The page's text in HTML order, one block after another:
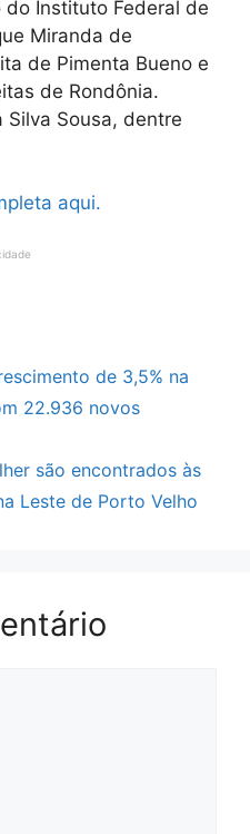
Instituto Federal de
Miranda de
de Pimenta Bueno e
de Rondônia.
Silva Sousa, dentre
aqui.
de 3,5% na
22.936 novos
são encontrados às
Leste de Porto Velho